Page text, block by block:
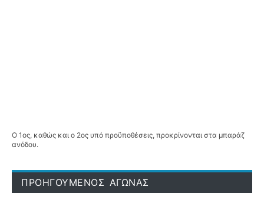
Ο 1ος, καθώς και ο 2ος υπό προϋποθέσεις, προκρίνονται στα μπαράζ
ανόδου.
ΠΡΟΗΓΟΥΜΕΝΟΣ ΑΓΩΝΑΣ